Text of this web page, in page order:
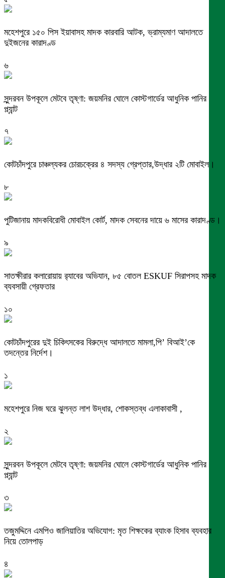
মহেশপুরে ১৫০ পিস ইয়াবাসহ মাদক কারবারি আটক, ভ্রাম্যমাণ আদালতে
দুইজনের কারাদণ্ড
৬
সুন্দরবন উপকূলে মেটবে তৃষ্ণা: জয়মনির ঘোলে কোস্টগার্ডের আধুনিক পানির
প্ল্যান্ট
৭
কোটচাঁদপুরে চাঞ্চল্যকর চোরচক্রের ৪ সদস্য গ্রেপ্তার,উদ্ধার ২টি মোবাইল।
৮
পুটিজানায় মাদকবিরোধী মোবাইল কোর্ট, মাদক সেবনের দায়ে ৬ মাসের কারাদণ্ড।
৯
সাতক্ষীরার কলারোয়ায় র‍্যাবের অভিযান, ৮৫ বোতল ESKUF সিরাপসহ মাদক
ব্যবসায়ী গ্রেফতার
১০
কোটচাঁদপুরের দুই চিকিৎসকের বিরুদ্ধে আদালতে মামলা,পি’ বিআই’কে
তদন্তের নির্দেশ।
১
মহেশপুরে নিজ ঘরে ঝুলন্ত লাশ উদ্ধার, শোকস্তব্ধ এলাকাবাসী ,
২
সুন্দরবন উপকূলে মেটবে তৃষ্ণা: জয়মনির ঘোলে কোস্টগার্ডের আধুনিক পানির
প্ল্যান্ট
৩
তজুমদ্দিনে এমপিও জালিয়াতির অভিযোগ: মৃত শিক্ষকের ব্যাংক হিসাব ব্যবহার
নিয়ে তোলপাড়
৪